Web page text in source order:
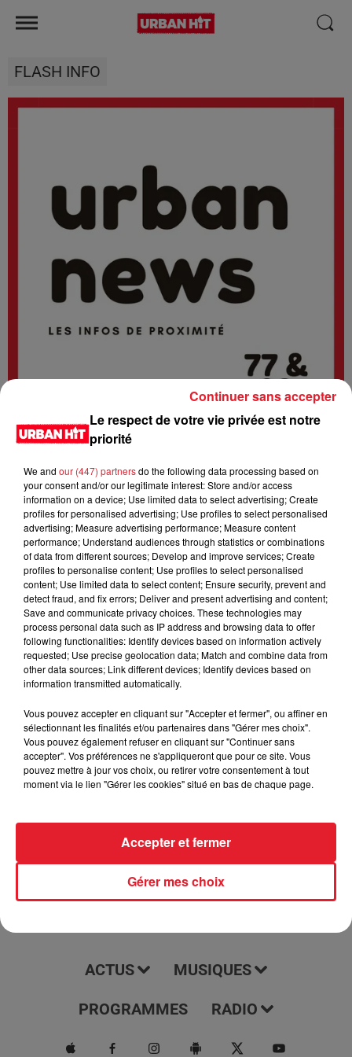
FLASH INFO
0:00 2 min 23 sec
27 mai 2026 - 2 min 23 sec
URBANNEWS 07H02 du 27.05.2026
Urban News est un podcast d'actualités qui vous tient
informé de tout ce qui se passe dans les départements 77 et
93. Il est disponible en direct sur la radio Urban hit et en
podcast tous les jours à 7h15. Il vous offre une couverture
complète et à jour des dernières nouvelles, des événements
et des tendances de ces régions. Écoutez-le pour rester
informé et être au courant de tout ce qui se passe dans votre
région.
ACTUS MUSIQUES
PROGRAMMES RADIO
Le respect de votre vie privée est notre
priorité
We and our (447) partnersdo the following data processing based on
your consent and/or our legitimate interest: Store and/or access
information on a device; Use limited data to select advertising; Create
profiles for personalised advertising; Use profiles to select personalised
advertising; Measure advertising performance; Measure content
performance; Understand audiences through statistics or combinations
of data from different sources; Develop and improve services; Create
profiles to personalise content; Use profiles to select personalised
content; Use limited data to select content; Ensure security, prevent and
detect fraud, and fix errors; Deliver and present advertising and content;
Save and communicate privacy choices. These technologies may
process personal data such as IP address and browsing data to offer
following functionalities: Identify devices based on information actively
requested; Use precise geolocation data; Match and combine data from
other data sources; Link different devices; Identify devices based on
information transmitted automatically.
Vous pouvez accepter en cliquant sur "Accepter et fermer", ou affiner en
sélectionnant les finalités et/ou partenaires dans "Gérer mes choix".
Vous pouvez également refuser en cliquant sur "Continuer sans
accepter". Vos préférences ne s'appliqueront que pour ce site. Vous
pouvez mettre à jour vos choix, ou retirer votre consentement à tout
moment via le lien "Gérer les cookies" situé en bas de chaque page.
Gérer mes choix
Accepter et fermer
Continuer sans accepter